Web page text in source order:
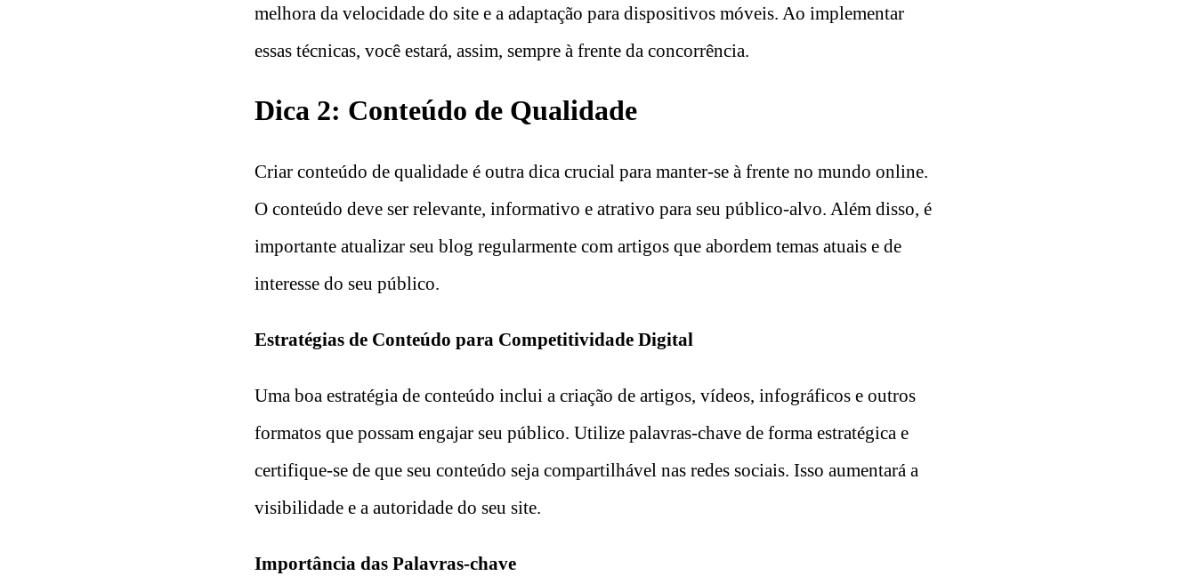
melhora da velocidade do site e a adaptação para dispositivos móveis. Ao implementar
essas técnicas, você estará, assim, sempre à frente da concorrência.
Dica 2: Conteúdo de Qualidade
Criar conteúdo de qualidade é outra dica crucial para manter-se à frente no mundo online.
O conteúdo deve ser relevante, informativo e atrativo para seu público-alvo. Além disso, é
importante atualizar seu blog regularmente com artigos que abordem temas atuais e de
interesse do seu público.
Estratégias de Conteúdo para Competitividade Digital
Uma boa estratégia de conteúdo inclui a criação de artigos, vídeos, infográficos e outros
formatos que possam engajar seu público. Utilize palavras-chave de forma estratégica e
certifique-se de que seu conteúdo seja compartilhável nas redes sociais. Isso aumentará a
visibilidade e a autoridade do seu site.
Importância das Palavras-chave